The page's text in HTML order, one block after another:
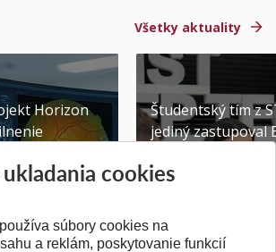
Všetky aktuality
Horizon
Študentský tím z
jediný zastupoval
Publikované
cookies
súbory cookies na
a reklám, poskytovanie funkcií